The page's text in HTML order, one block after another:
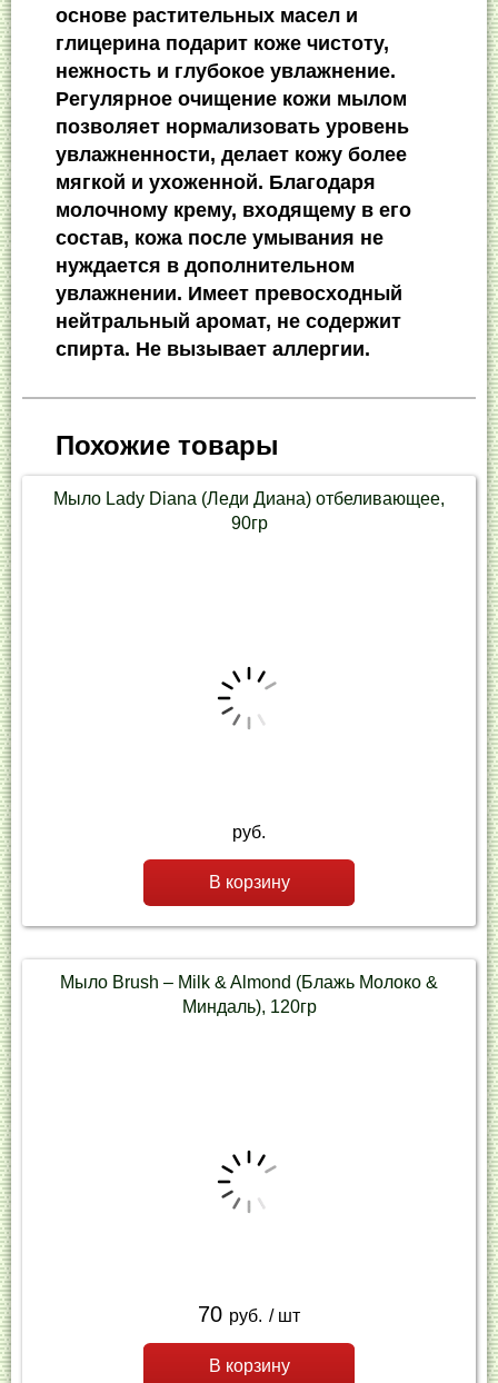
основе растительных масел и
глицерина подарит коже чистоту,
нежность и глубокое увлажнение.
Регулярное очищение кожи мылом
позволяет нормализовать уровень
увлажненности, делает кожу более
мягкой и ухоженной. Благодаря
молочному крему, входящему в его
состав, кожа после умывания не
нуждается в дополнительном
увлажнении. Имеет превосходный
нейтральный аромат, не содержит
спирта. Не вызывает аллергии.
Похожие товары
Мыло Lady Diana (Леди Диана) отбеливающее,
90гр
руб.
В корзину
Мыло Brush – Milk & Almond (Блажь Молоко &
Миндаль), 120гр
70 руб. / шт
В корзину